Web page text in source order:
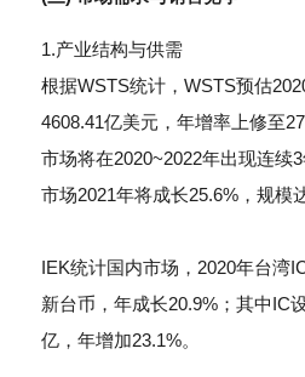
1.产业结构与供需
根据WSTS统计，WSTS预估
4608.41亿美元，年增率上修至
市场将在2020~2022年出现连续
市场2021年将成长25.6%，规模
IEK统计国内市场，2020年台湾
新台币，年成长20.9%；其中IC
亿，年增加23.1%。